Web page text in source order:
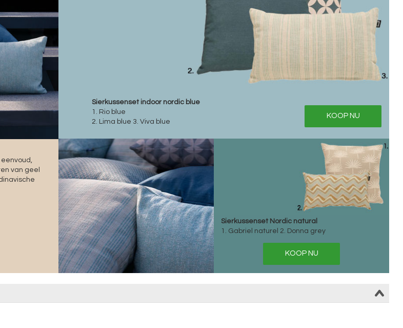
van geel
Sierkussenset indoor nordic blue
1. Rio blue
2. Lima blue 3. Viva blue
KOOP NU
Sierkussenset Nordic natural
1. Gabriel naturel 2. Donna grey
KOOP NU